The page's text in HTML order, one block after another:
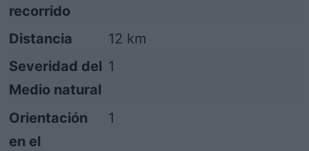
recorrido
Distancia
12 km
Severidad del
Medio natural
1
Orientación
en el
1